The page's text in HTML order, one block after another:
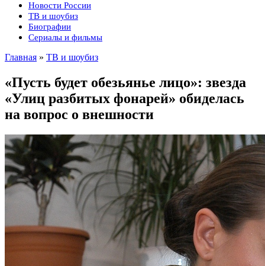
Новости России
ТВ и шоубиз
Биографии
Сериалы и фильмы
Главная » ТВ и шоубиз
«Пусть будет обезьянье лицо»: звезда
«Улиц разбитых фонарей» обиделась
на вопрос о внешности